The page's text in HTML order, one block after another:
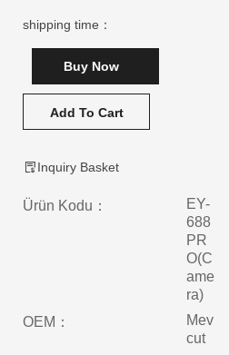
shipping time：
Buy Now
Add To Cart
Inquiry Basket
Ürün Kodu：
EY-
688
PR
O(C
ame
ra)
OEM：
Mev
cut